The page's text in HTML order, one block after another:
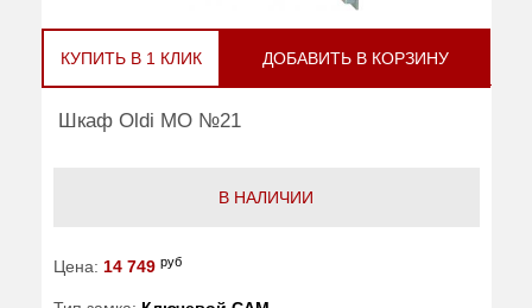
КУПИТЬ В 1 КЛИК ДОБАВИТЬ В КОРЗИНУ
Шкаф Oldi МО №21
В НАЛИЧИИ
Цена: 14 749 руб